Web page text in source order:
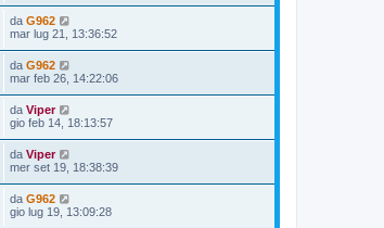
da G962
mar lug 21, 13:36:52
da G962
mar feb 26, 14:22:06
da Viper
gio feb 14, 18:13:57
da Viper
mer set 19, 18:38:39
da G962
gio lug 19, 13:09:28